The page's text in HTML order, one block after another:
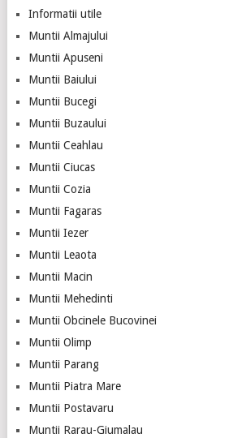
Informatii utile
Muntii Almajului
Muntii Apuseni
Muntii Baiului
Muntii Bucegi
Muntii Buzaului
Muntii Ceahlau
Muntii Ciucas
Muntii Cozia
Muntii Fagaras
Muntii Iezer
Muntii Leaota
Muntii Macin
Muntii Mehedinti
Muntii Obcinele Bucovinei
Muntii Olimp
Muntii Parang
Muntii Piatra Mare
Muntii Postavaru
Muntii Rarau-Giumalau